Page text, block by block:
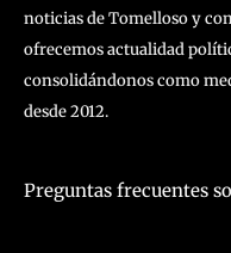
noticias de Tomelloso y
ofrecemos actualidad
consolidándonos como
desde 2012.
Preguntas frecuentes